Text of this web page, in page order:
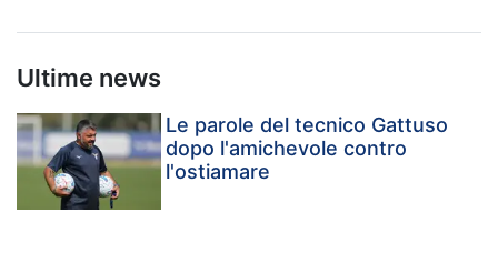
Ultime news
Le parole del tecnico Gattuso
dopo l'amichevole contro
l'ostiamare